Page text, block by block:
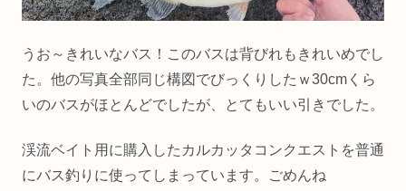
うお～きれいなバス！このバスは背びれもきれいめでし
た。他の写真全部同じ構図でびっくりしたｗ30cmくら
いのバスがほとんどでしたが、とてもいい引きでした。
渓流ベイト用に購入したカルカッタコンクエストを普通
にバス釣りに使ってしまっています。ごめんね